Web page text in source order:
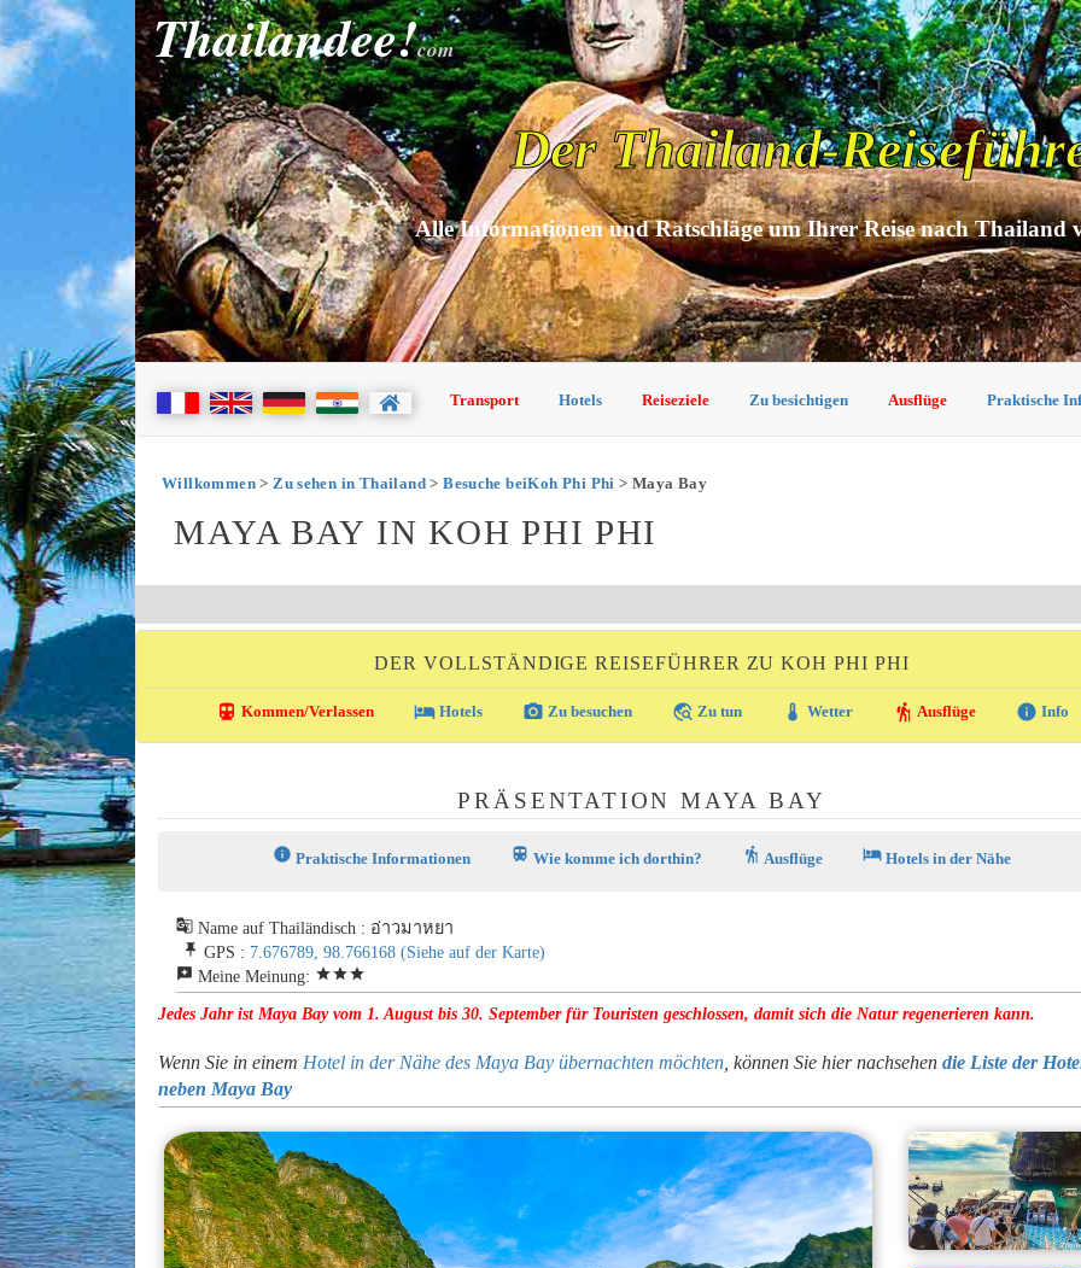
Thailandee!com
Der Thailand-
Alle Informationen und Ratschläge um Ihrer Reise nach Thailand
Transport Hotels Reiseziele Zu besichtigen Ausflüge Praktische
Willkommen>Zu sehen in Thailand>Besuche beiKoh Phi Phi > Maya Bay
MAYA BAY IN KOH PHI PHI
DER VOLLSTÄNDIGE REISEFÜHRER ZU KOH PHI PHI
directions_transit Kommen/Verlassen local_hotelHotels photo_camera Zu besuchen travel_explore Zu tun thermostat Wetter hiking Ausflüge info Info
PRÄSENTATION MAYA BAY
info Praktische Informationen train Wie komme ich dorthin? hiking Ausflüge hotel Hotels in der Nähe
g_translate Name auf Thailändisch : อ่าวมาหยา
push_pin GPS : 7.676789, 98.766168 (Siehe auf der Karte)
reviews Meine Meinung: starstarstar
Jedes Jahr ist Maya Bay vom 1. August bis 30. September für Touristen geschlossen, damit sich die Natur regenerieren kann.
Wenn Sie in einem Hotel in der Nähe des Maya Bay übernachten möchten , können Sie hier nachsehendie Liste der
neben Maya Bay